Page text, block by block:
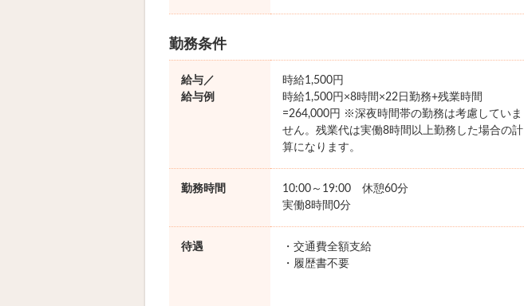
勤務条件
給与／
給与例
時給1,500円
時給1,500円×8時間×22日勤務+残業時間
=264,000円 ※深夜時間帯の勤務は考慮していま
せん。残業代は実働8時間以上勤務した場合の計
算になります。
勤務時間
10:00～19:00 休憩60分
実働8時間0分
待遇
・交通費全額支給
・履歴書不要